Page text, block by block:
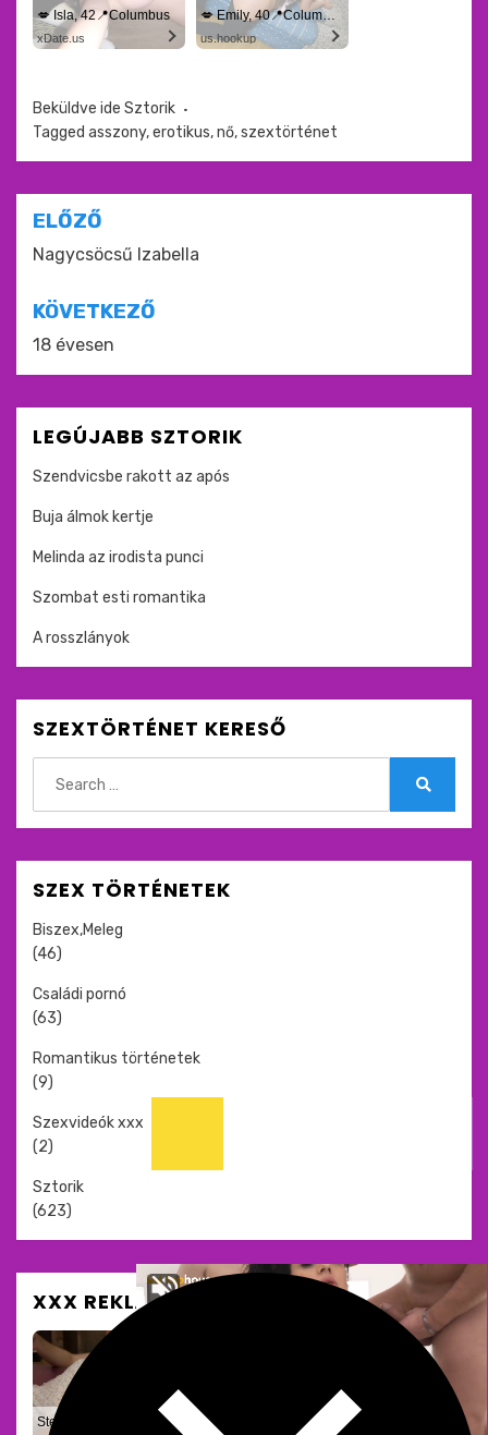
💋 Isla, 42📍Columbus
xDate.us
💋 Emily, 40📍Columbus
us.hookup
Beküldve ide Sztorik
Tagged asszony,erotikus,nő,szextörténet
Bejegyzés
navigáció
ELŐZŐ
Nagycsöcsű Izabella
KÖVETKEZŐ
18 évesen
LEGÚJABB SZTORIK
Szendvicsbe rakott az após
Buja álmok kertje
Melinda az irodista punci
Szombat esti romantika
A rosszlányok
SZEXTÖRTÉNET KERESŐ
for:
SZEX TÖRTÉNETEK
Biszex,Meleg
(46)
Családi pornó
(63)
Romantikus történetek
(9)
Szexvideók xxx
(2)
Sztorik
(623)
XXX REKLÁM ÉS SZEXOLDALAK
Stepbrother, why did you show me your dick? Now I want to fuck you with my wet pussy
Meztelen